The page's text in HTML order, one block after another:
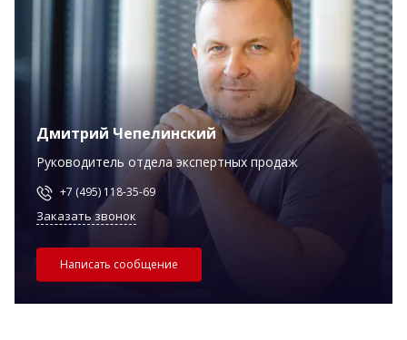
Дмитрий Чепелинский
Руководитель отдела экспертных продаж
+7 (495) 118-35-69
Заказать звонок
Написать сообщение